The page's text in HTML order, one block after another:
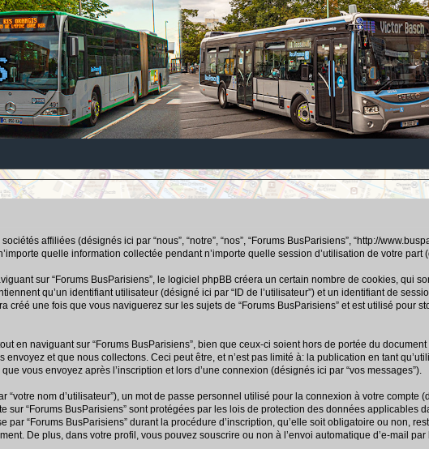
affiliées (désignés ici par “nous”, “notre”, “nos”, “Forums BusParisiens”, “http://
quelle information collectée pendant n’importe quelle session d’utilisation de votre part
sur “Forums BusParisiens”, le logiciel phpBB créera un certain nombre de cookies, qui
qu’un identifiant utilisateur (désigné ici par “ID de l’utilisateur”) et un identifiant de
une fois que vous naviguerez sur les sujets de “Forums BusParisiens” et est utilisé pour
en naviguant sur “Forums BusParisiens”, bien que ceux-ci soient hors de portée du
et que nous collectons. Ceci peut être, et n’est pas limité à: la publication en tant
vous envoyez après l’inscription et lors d’une connexion (désignés ici par “vos messages”).
nom d’utilisateur”), un mot de passe personnel utilisé pour la connexion à votre compte
sur “Forums BusParisiens” sont protégées par les lois de protection des données
“Forums BusParisiens” durant la procédure d’inscription, qu’elle soit obligatoire ou non,
De plus, dans votre profil, vous pouvez souscrire ou non à l’envoi automatique d’e-mail par